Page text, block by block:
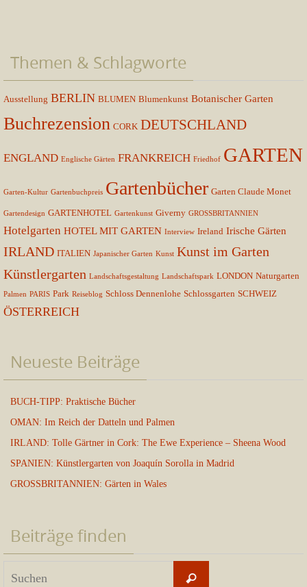
Themen & Schlagworte
Ausstellung BERLIN BLUMEN Blumenkunst Botanischer Garten
Buchrezension CORK DEUTSCHLAND
ENGLAND Englische Gärten FRANKREICH Friedhof GARTEN
Garten-Kultur Gartenbuchpreis Gartenbücher Garten Claude Monet
Gartendesign GARTENHOTEL Gartenkunst Giverny GROSSBRITANNIEN
Hotelgarten HOTEL MIT GARTEN Interview Ireland Irische Gärten
IRLAND ITALIEN Japanischer Garten Kunst Kunst im Garten
Künstlergarten Landschaftsgestaltung Landschaftspark LONDON Naturgarten
Palmen PARIS Park Reiseblog Schloss Dennenlohe Schlossgarten SCHWEIZ
ÖSTERREICH
Neueste Beiträge
BUCH-TIPP: Praktische Bücher
OMAN: Im Reich der Datteln und Palmen
IRLAND: Tolle Gärtner in Cork: The Ewe Experience – Sheena Wood
SPANIEN: Künstlergarten von Joaquín Sorolla in Madrid
GROSSBRITANNIEN: Gärten in Wales
Beiträge finden
Suchen